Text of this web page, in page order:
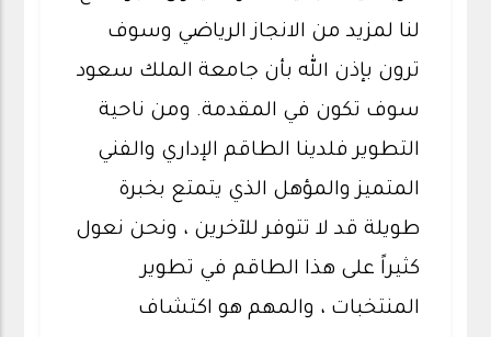
لنا لمزيد من الانجاز الرياضي وسوف
ترون بإذن الله بأن جامعة الملك سعود
سوف تكون في المقدمة. ومن ناحية
التطوير فلدينا الطاقم الإداري والفني
المتميز والمؤهل الذي يتمتع بخبرة
طويلة قد لا تتوفر للآخرين ، ونحن نعول
كثيراً على هذا الطاقم في تطوير
المنتخبات ، والمهم هو اكتشاف